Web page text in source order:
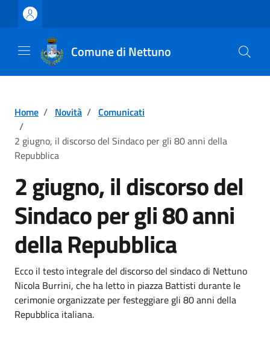
Vai ai contenuti
Vai al footer
Comune di Nettuno
Home / Novità / Comunicati
/
2 giugno, il discorso del Sindaco per gli 80 anni della
Repubblica
2 giugno, il discorso del
Sindaco per gli 80 anni
della Repubblica
Dettagli della notizia
Ecco il testo integrale del discorso del sindaco di Nettuno
Nicola Burrini, che ha letto in piazza Battisti durante le
cerimonie organizzate per festeggiare gli 80 anni della
Repubblica italiana.